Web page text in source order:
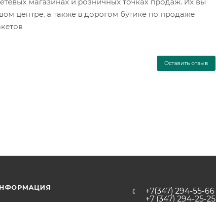
центре, а также в дорогом бутике по продаже
Оставить отзыв
+7(347) 294-55-66
+7 (347) 294-25-25